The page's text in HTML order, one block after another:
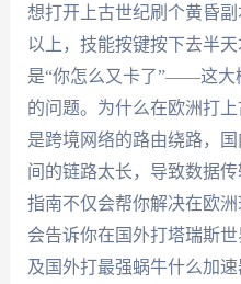
想打开上古世纪刷个黄昏
以上，技能按键按下去半
是“你怎么又卡了”——这大
的问题。为什么在欧洲打
是跨境网络的路由绕路，
间的链路太长，导致数据
指南不仅会帮你解决在欧
会告诉你在国外打塔瑞斯
及国外打最强蜗牛什么加